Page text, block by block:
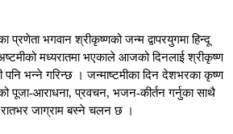
प्रणेता भगवान श्रीकृष्णको जन्म द्वापरयुगमा हिन्दू
मध्यरातमा भएकाले आजको दिनलाई श्रीकृष्ण
पनि भन्ने गरिन्छ । जन्माष्टमीका दिन देशभरका कृष्ण
पूजा-आराधना, प्रवचन, भजन-कीर्तन गर्नुका साथै
रातभर जाग्राम बस्ने चलन छ ।